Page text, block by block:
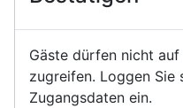
Gäste dürfen nicht
zugreifen. Loggen Sie
Zugangsdaten ein.